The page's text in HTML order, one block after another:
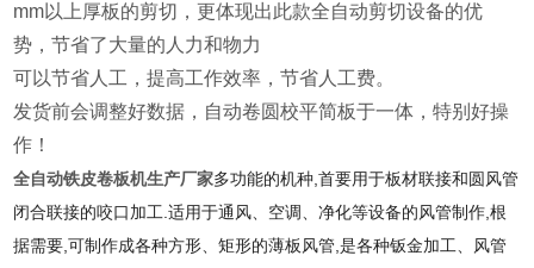
mm以上厚板的剪切，更体现出此款全自动剪切设备的优
势，节省了大量的人力和物力
可以节省人工，提高工作效率，节省人工费。
发货前会调整好数据，自动卷圆校平简板于一体，特别好操
作！
全自动铁皮卷板机生产厂家多功能的机种,首要用于板材联接和圆风管
闭合联接的咬口加工.适用于通风、空调、净化等设备的风管制作,根
据需要,可制作成各种方形、矩形的薄板风管,是各种钣金加工、风管